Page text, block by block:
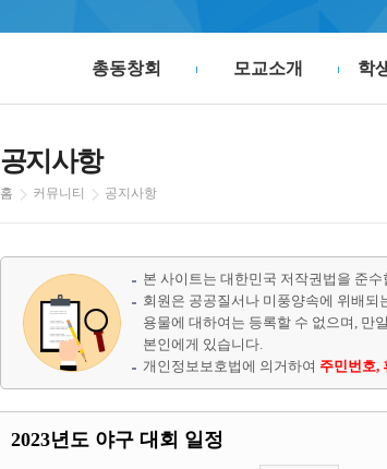
총동창회 모교소개 학
공지사항
홈 커뮤니티 공지사항
본 사이트는 대한민국 저작권법을 준수
회원은 공공질서나 미풍양속에 위배되
용물에 대하여는 등록할 수 없으며, 만
본인에게 있습니다.
개인정보보호법에 의거하여 주민번호,
2023년도 야구 대회 일정